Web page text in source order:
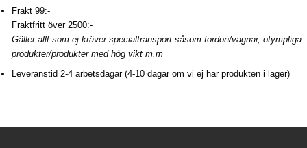
Frakt 99:-
Fraktfritt över 2500:-
Gäller allt som ej kräver specialtransport såsom fordon/vagnar, otympliga
produkter/produkter med hög vikt m.m
Leveranstid 2-4 arbetsdagar (4-10 dagar om vi ej har produkten i lager)